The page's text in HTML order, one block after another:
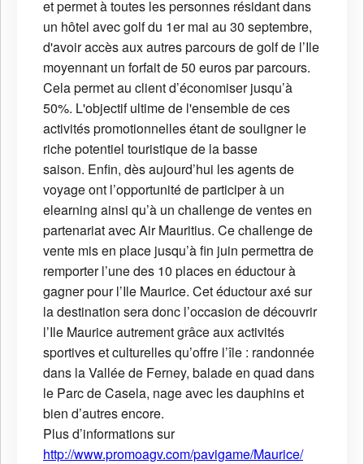
et permet à toutes les personnes résidant dans
un hôtel avec golf du 1er mai au 30 septembre,
d'avoir accès aux autres parcours de golf de l’Ile
moyennant un forfait de 50 euros par parcours.
Cela permet au client d’économiser jusqu’à
50%. L'objectif ultime de l'ensemble de ces
activités promotionnelles étant de souligner le
riche potentiel touristique de la basse
saison. Enfin, dès aujourd’hui les agents de
voyage ont l’opportunité de participer à un
elearning ainsi qu’à un challenge de ventes en
partenariat avec Air Mauritius. Ce challenge de
vente mis en place jusqu’à fin juin permettra de
remporter l’une des 10 places en éductour à
gagner pour l’Ile Maurice. Cet éductour axé sur
la destination sera donc l’occasion de découvrir
l’Ile Maurice autrement grâce aux activités
sportives et culturelles qu’offre l’île : randonnée
dans la Vallée de Ferney, balade en quad dans
le Parc de Casela, nage avec les dauphins et
bien d’autres encore.
Plus d’informations sur
http://www.promoagv.com/pavigame/Maurice/